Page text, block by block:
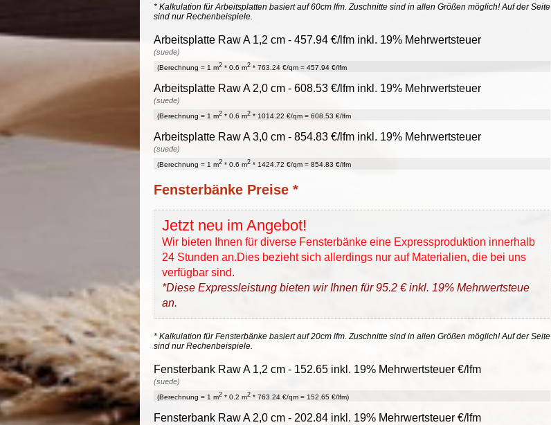
* Kalkulation für Arbeitsplatten basiert auf 60cm lfm. Zuschnitte sind in allen Größen möglich! Auf der Seite
sind nur Rechenbeispiele.
Arbeitsplatte Raw A 1,2 cm - 457.94 €/lfm inkl. 19% Mehrwertsteuer
(suede)
(Berechnung = 1 m2 * 0.6 m2 * 763.24 €/qm = 457.94 €/lfm
Arbeitsplatte Raw A 2,0 cm - 608.53 €/lfm inkl. 19% Mehrwertsteuer
(suede)
(Berechnung = 1 m2 * 0.6 m2 * 1014.22 €/qm = 608.53 €/lfm
Arbeitsplatte Raw A 3,0 cm - 854.83 €/lfm inkl. 19% Mehrwertsteuer
(suede)
(Berechnung = 1 m2 * 0.6 m2 * 1424.72 €/qm = 854.83 €/lfm
Fensterbänke Preise *
Jetzt neu im Angebot!
Wir bieten Ihnen für diverse Fensterbänke eine Expressproduktion innerhalb
24 Stunden an.Dies bezieht sich allerdings nur auf Materialien, die bei uns
verfügbar sind.
*Diese Expressleistung bieten wir Ihnen für 95.2 € inkl. 19% Mehrwertsteue
an.
* Kalkulation für Fensterbänke basiert auf 20cm lfm. Zuschnitte sind in allen Größen möglich! Auf der Seite
sind nur Rechenbeispiele.
Fensterbank Raw A 1,2 cm - 152.65 inkl. 19% Mehrwertsteuer €/lfm
(suede)
(Berechnung = 1 m2 * 0.2 m2 * 763.24 €/qm = 152.65 €/lfm)
Fensterbank Raw A 2,0 cm - 202.84 inkl. 19% Mehrwertsteuer €/lfm